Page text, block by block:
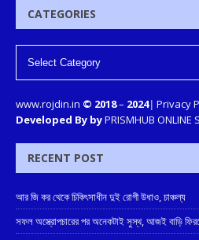
CATEGORIES
www.rojdin.in © 2018– 2024| Privacy
Developed By byPRISMHUB ONLINE
RECENT POST
আর জি কর থেকে চিকিৎসাধীন দুই রোগী উধাও, চাঞ্চল্য
সফল অস্ত্রোপচারের পর অনেকটাই সুস্থ, আজই বাড়ি